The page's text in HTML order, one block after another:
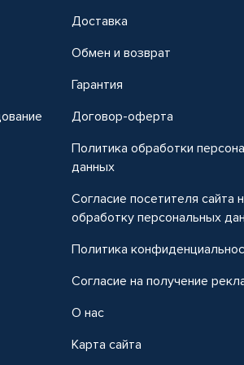
Доставка
Обмен и возврат
Гарантия
Договор-оферта
Политика обработки
данных
Согласие посетителя сайта
обработку персональных
Политика
Согласие на получение
О нас
Карта сайта